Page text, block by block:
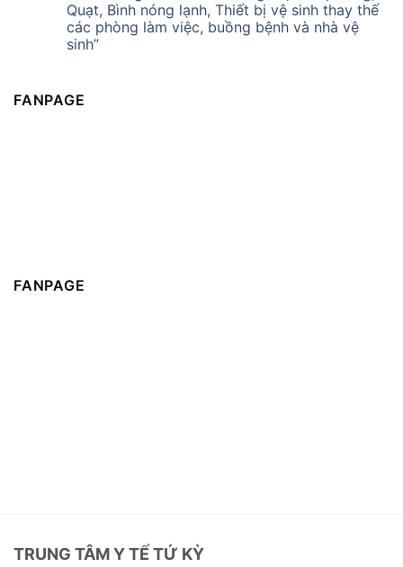
Quạt, Bình nóng lạnh, Thiết bị vệ sinh thay thế
các phòng làm việc, buồng bệnh và nhà vệ
sinh”
FANPAGE
FANPAGE
TRUNG TÂM Y TẾ TỨ KỲ